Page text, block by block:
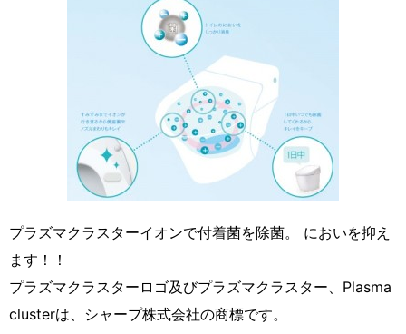
プラズマクラスターイオンで付着菌を除菌。 においを抑え
ます！！
プラズマクラスターロゴ及びプラズマクラスター、Plasma
clusterは、シャープ株式会社の商標です。